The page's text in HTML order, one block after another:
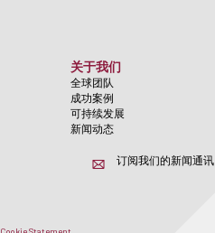
关于我们
全球团队
成功案例
可持续发展
新闻动态
订阅我们的新闻通讯
Cookie Statement